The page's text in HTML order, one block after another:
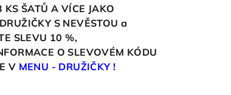
KS ŠATŮ A VÍCE JAKO
S NEVĚSTOU a
SLEVU 10%,
O SLEVOVÉM KÓDU
V MENU - DRUŽIČKY !